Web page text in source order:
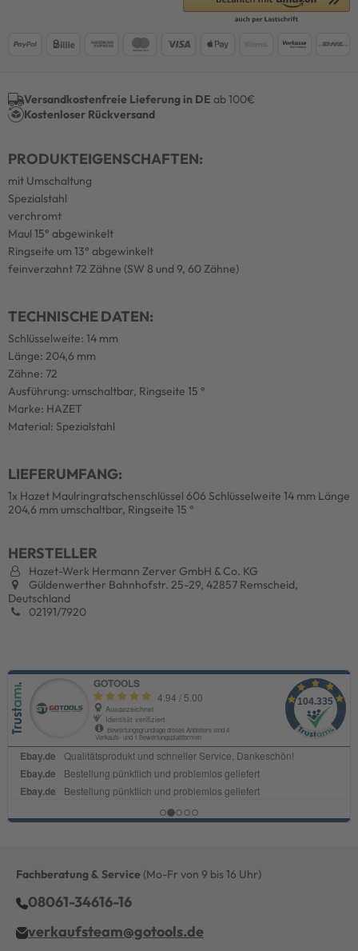
Versandkostenfreie Lieferung in DE ab 100€
Kostenloser Rückversand
PRODUKTEIGENSCHAFTEN:
mit Umschaltung
Spezialstahl
verchromt
Maul 15° abgewinkelt
Ringseite um 13° abgewinkelt
feinverzahnt 72 Zähne (SW 8 und 9, 60 Zähne)
TECHNISCHE DATEN:
Schlüsselweite: 14 mm
Länge: 204,6 mm
Zähne: 72
Ausführung: umschaltbar, Ringseite 15 °
Marke: HAZET
Material: Spezialstahl
LIEFERUMFANG:
1x Hazet Maulringratschenschlüssel 606 Schlüsselweite 14 mm Länge
204,6 mm umschaltbar, Ringseite 15 °
HERSTELLER
Hazet-Werk Hermann Zerver GmbH & Co. KG
Güldenwerther Bahnhofstr. 25-29, 42857 Remscheid,
Deutschland
02191/7920
Fachberatung & Service (Mo-Fr von 9 bis 16 Uhr)
08061-34616-16
verkaufsteam@gotools.de